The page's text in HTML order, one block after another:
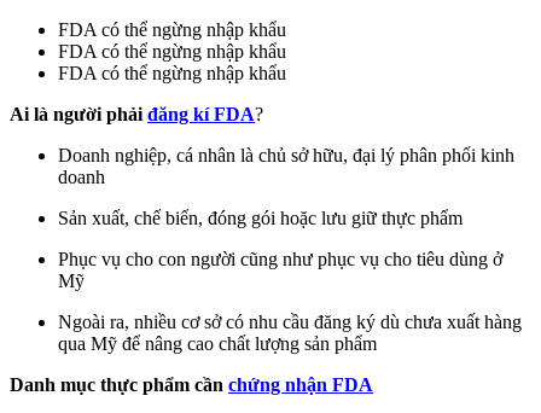
FDA có thể ngừng nhập khẩu
FDA có thể ngừng nhập khẩu
FDA có thể ngừng nhập khẩu
Ai là người phải đăng kí FDA?
Doanh nghiệp, cá nhân là chủ sở hữu, đại lý phân phối kinh
doanh
Sản xuất, chế biến, đóng gói hoặc lưu giữ thực phẩm
Phục vụ cho con người cũng như phục vụ cho tiêu dùng ở
Mỹ
Ngoài ra, nhiều cơ sở có nhu cầu đăng ký dù chưa xuất hàng
qua Mỹ để nâng cao chất lượng sản phẩm
Danh mục thực phẩm cần chứng nhận FDA